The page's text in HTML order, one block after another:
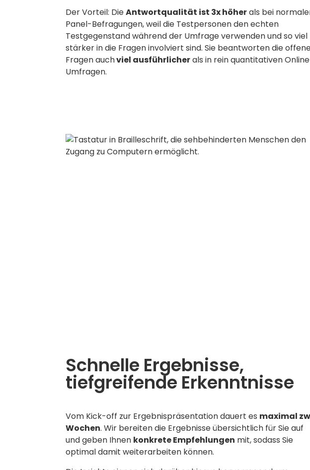
Der Vorteil: DieAntwortqualität ist 3x höherals bei
Panel-Befragungen, weil die Testpersonen den echten
Testgegenstand während der Umfrage verwenden und so viel
stärker in die Fragen involviert sind. Sie beantworten die
Fragen auchviel ausführlicherals in rein quantitativen
Umfragen.
Schnelle Ergebnisse,
tiefgreifende Erkenntnisse
Vom Kick-off zur Ergebnispräsentation dauert es maximal
Wochen. Wir bereiten die Ergebnisse übersichtlich für Sie auf
und geben Ihnen konkrete Empfehlungen mit, sodass Sie
optimal damit weiterarbeiten können.